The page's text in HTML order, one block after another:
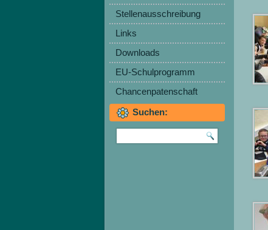
Stellenausschreibung
Links
Downloads
EU-Schulprogramm
Chancenpatenschaft
Suchen: